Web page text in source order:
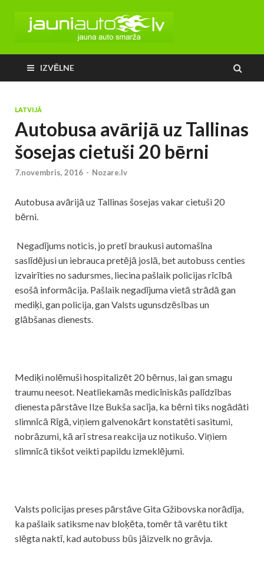
IZVĒLNE
LATVIJĀ
Autobusa avārijā uz Tallinas
šosejas cietuši 20 bērni
7.novembris, 2016 - Nozare.lv
Autobusa avārijā uz Tallinas šosejas vakar cietuši 20
bērni.
Negadījums noticis, jo pretī braukusi automašīna
saslīdējusi un iebrauca pretējā joslā, bet autobuss centies
izvairīties no sadursmes, liecina pašlaik policijas rīcībā
esošā informācija. Pašlaik negadījumavietā strādā gan
mediķi, gan policija, gan Valsts ugunsdzēsības un
glābšanas dienests.
Mediķi nolēmuši hospitalizēt 20 bērnus, lai gan smagu
traumu neesot. Neatliekamās medicīniskās palīdzības
dienesta pārstāve Ilze Bukša sacīja, ka bērni tiks nogādāti
slimnīcā Rīgā, viņiem galvenokārt konstatēti sasitumi,
nobrāzumi, kā arī stresa reakcija uz notikušo. Viņiem
slimnīcā tikšot veikti papildu izmeklējumi.
Valsts policijas preses pārstāve Gita Gžibovska norādīja,
ka pašlaik satiksmenav bloķēta, tomēr tā varētu tikt
slēgta naktī, kad autobuss būs jāizvelk no grāvja.